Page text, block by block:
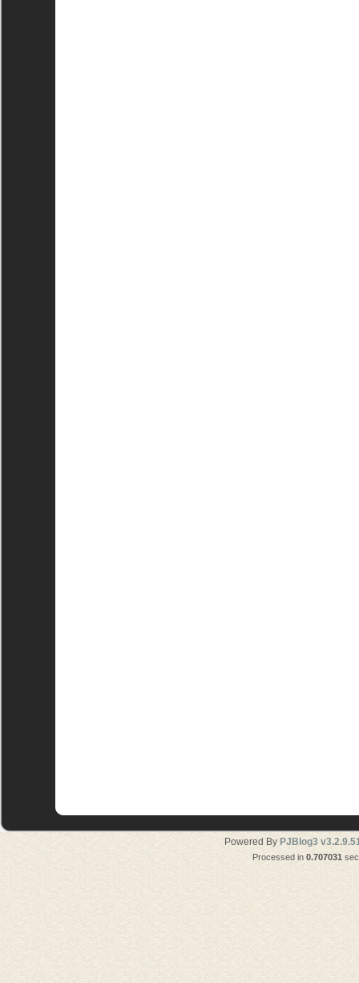
Powered By PJBlog3
Processed in 0.707031